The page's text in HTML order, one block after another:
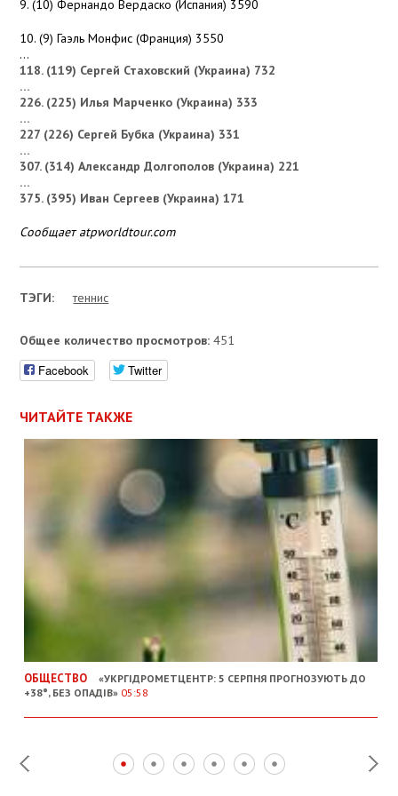
9. (10) Фернандо Вердаско (Испания) 3590
10. (9) Гаэль Монфис (Франция) 3550
…
118. (119) Сергей Стаховский (Украина) 732
…
226. (225) Илья Марченко (Украина) 333
…
227 (226) Сергей Бубка (Украина) 331
…
307. (314) Александр Долгополов (Украина) 221
…
375. (395) Иван Сергеев (Украина) 171
Сообщает atpworldtour.com
ТЭГИ: теннис
Общее количество просмотров: 451
Facebook Twitter
ЧИТАЙТЕ ТАКЖЕ
ОБЩЕСТВО
«УКРГІДРОМЕТЦЕНТР: 5 СЕРПНЯ ПРОГНОЗУЮТЬ ДО
+38°, БЕЗ ОПАДІВ» 05:58